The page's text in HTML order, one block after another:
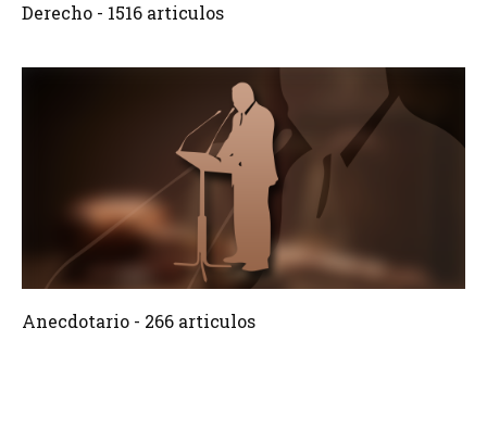
Derecho - 1516 articulos
Crear 266 Articulos
Anecdotario - 266 articulos